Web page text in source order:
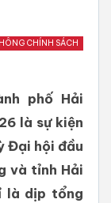
CHÍNH SÁCH
phố Hải
là sự kiện
Đại hội đầu
và tỉnh Hải
là dịp tổng